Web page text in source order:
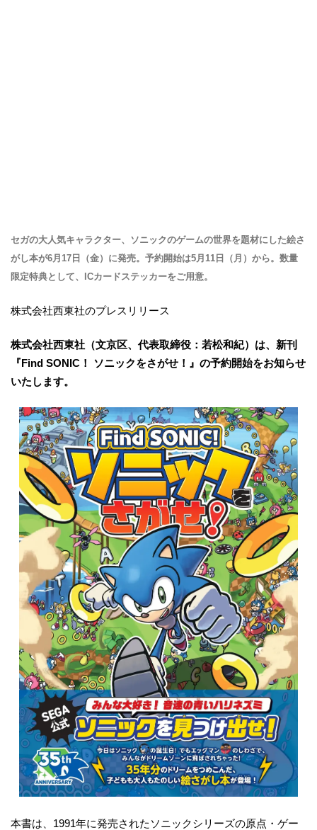
セガの大人気キャラクター、ソニックのゲームの世界を題材にした絵さ
がし本が6月17日（金）に発売。予約開始は5月11日（月）から。数量
限定特典として、ICカードステッカーをご用意。
株式会社西東社のプレスリリース
株式会社西東社（文京区、代表取締役：若松和紀）は、新刊
『Find SONIC！ ソニックをさがせ！』の予約開始をお知らせ
いたします。
本書は、1991年に発売されたソニックシリーズの原点・ゲー